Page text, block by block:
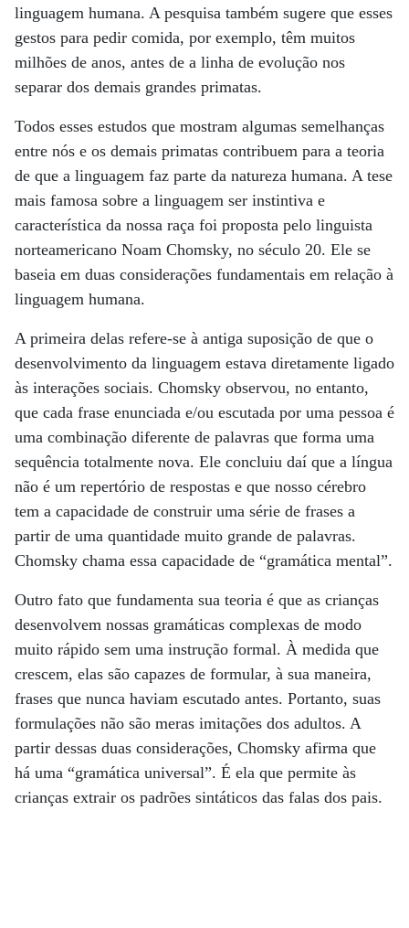
linguagem humana. A pesquisa também sugere que esses
gestos para pedir comida, por exemplo, têm muitos
milhões de anos, antes de a linha de evolução nos
separar dos demais grandes primatas.
Todos esses estudos que mostram algumas semelhanças
entre nós e os demais primatas contribuem para a teoria
de que a linguagem faz parte da natureza humana. A tese
mais famosa sobre a linguagem ser instintiva e
característica da nossa raça foi proposta pelo linguista
norteamericano Noam Chomsky, no século 20. Ele se
baseia em duas considerações fundamentais em relação à
linguagem humana.
A primeira delas refere-se à antiga suposição de que o
desenvolvimento da linguagem estava diretamente ligado
às interações sociais. Chomsky observou, no entanto,
que cada frase enunciada e/ou escutada por uma pessoa é
uma combinação diferente de palavras que forma uma
sequência totalmente nova. Ele concluiu daí que a língua
não é um repertório de respostas e que nosso cérebro
tem a capacidade de construir uma série de frases a
partir de uma quantidade muito grande de palavras.
Chomsky chama essa capacidade de “gramática mental”.
Outro fato que fundamenta sua teoria é que as crianças
desenvolvem nossas gramáticas complexas de modo
muito rápido sem uma instrução formal. À medida que
crescem, elas são capazes de formular, à sua maneira,
frases que nunca haviam escutado antes. Portanto, suas
formulações não são meras imitações dos adultos. A
partir dessas duas considerações, Chomsky afirma que
há uma “gramática universal”. É ela que permite às
crianças extrair os padrões sintáticos das falas dos pais.